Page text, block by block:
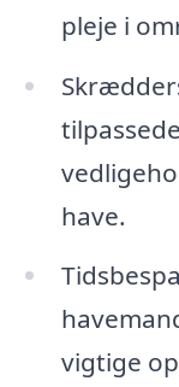
pleje i
have.
vigtige